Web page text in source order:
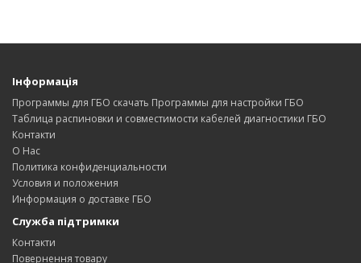
Інформація
Программы для ГБО скачать Программы для настройки ГБО
Таблица распиновки и совместимости кабелей диагностики ГБО
Контакти
О Нас
Политика конфиденциальности
Условия и положения
Информация о доставке ГБО
Служба підтримки
Контакти
Повернення товару